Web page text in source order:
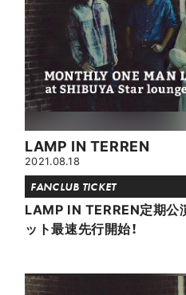
LAMP IN TERREN
2021.08.18
FANCLUB TICKET
LAMP IN TERREN定期公
ット最速先行開始！